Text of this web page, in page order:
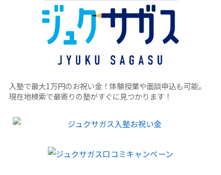
入塾で最大1万円のお祝い金！体験授業や面談申込も可能。
現在地検索で最寄りの塾がすぐに見つかります！